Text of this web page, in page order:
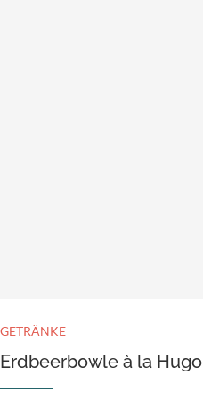
GETRÄNKE
Erdbeerbowle à la Hugo